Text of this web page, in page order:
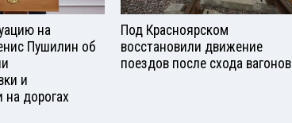
на
Пушилин об
и
на дорогах
Под Красноярском
восстановили движение
поездов после схода вагонов